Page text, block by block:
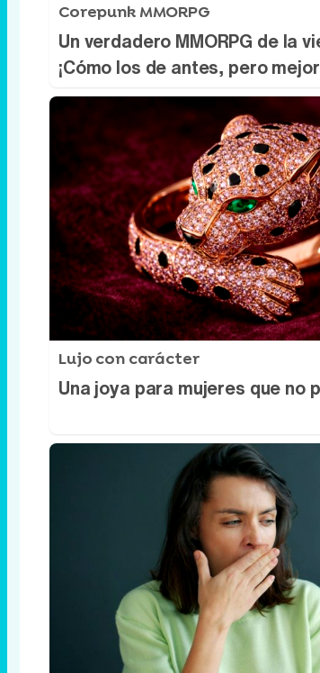
Corepunk MMORPG
Un verdadero MMORPG de la
¡Cómo los de antes, pero
Lujo con carácter
Una joya para mujeres que no